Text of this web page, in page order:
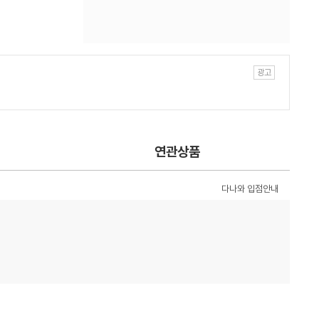
연관상품
다나와 입점안내